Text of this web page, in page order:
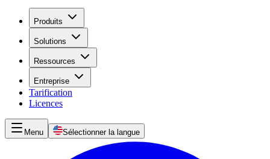
Produits
Solutions
Ressources
Entreprise
Tarification
Licences
Menu Sélectionner la langue